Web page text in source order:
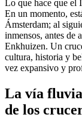
Lo que hace que el
En un momento,
Ámsterdam; al
inmensos, antes de
Enkhuizen. Un
cultura, historia y
vez expansivo y
La vía
de los